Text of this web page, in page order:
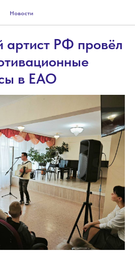
Новости
артист РФ провёл
в ЕАО